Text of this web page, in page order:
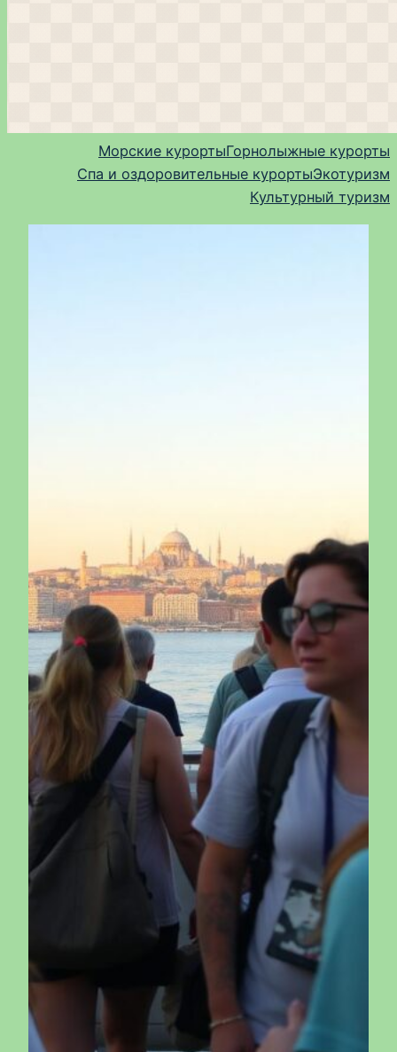
Морские курортыГорнолыжные курорты
Спа и оздоровительные курортыЭкотуризм
Культурный туризм